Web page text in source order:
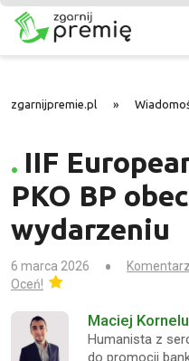
zgarnijpremie.pl »
IIF
PKO BP
wydarzeniu
6 marca 2026
Oceń!
Maciej
Humanista z
do promocji